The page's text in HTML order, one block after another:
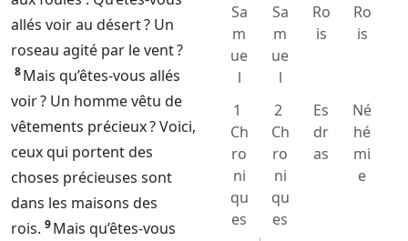
allés voir au désert ? Un
roseau agité par le vent ?
8Mais qu’êtes-vous allés
voir ? Un homme vêtu de
vêtements précieux ? Voici,
ceux qui portent des
choses précieuses sont
dans les maisons des
rois. 9Mais qu’êtes-vous
Sa
m
ue
l
Sa
m
ue
l
Ro
is
Ro
is
1
Ch
ro
ni
qu
es
2
Ch
ro
ni
qu
es
Es
dr
as
Né
hé
mi
e